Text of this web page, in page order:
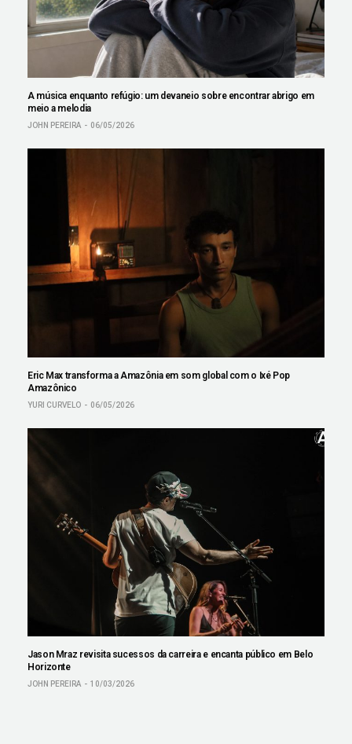
A música enquanto refúgio: um devaneio sobre encontrar abrigo em
meio a melodia
JOHN PEREIRA 06/05/2026
Eric Max transforma a Amazônia em som global com o Ixé Pop
Amazônico
YURI CURVELO 06/05/2026
Jason Mraz revisita sucessos da carreira e encanta público em Belo
Horizonte
JOHN PEREIRA 10/03/2026